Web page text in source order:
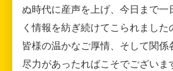
ぬ時代に産声を上げ、今日まで一
く情報を紡ぎ続けてこられまし
皆様の温かなご厚情、そして関係
尽力があったればこそでございま